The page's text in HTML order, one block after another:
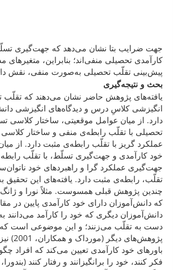
جهت ضرایب بتا نشان می‌دهد که جهت‌گیری
کارآمدی تحصیلی منفی‌اند؛ بنابراین، متغیرهای
پیش‌بینی تقلّب تحصیلی به‌صورت منفی، نقش
بحث و نتیجه‌گیری
یافته‌های پژوهش حاضر نشان می‌دهند که تقلّب
انگیزشی کلاسِ درس و دیدگاه‌های انگیزشی
دارد. از میان عوامل موقعیتی، ساختار کلاسی
تحصیلی با تقلّب رابطه‌ی منفی و ساختار کلاسی
عملکرد گریز با تقلّب رابطه‌ی مثبت دارد. از
خود کارآمدی و جهت‌گیری تسلّط، با تقلّب
جهت‌گیری عملکرد گرا و راهبردهای خود
تقلّب، رابطه‌ی مثبت دارد. یافته‌های این
که دانش‌آموزان دارای خود کارآمدی پایین در
دانش‌آموزان دیگری که خود را کارآمد می‌دانند
دست به تقلّب می‌زنند؛ و این موضوعی است
پژوهش‌های
باورهای خود کارآمدی تعیین می‌کند که افراد